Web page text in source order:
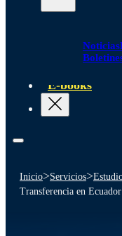
Noticias
E-books
Inicio>Servicios>
Transferencia en Ecuador